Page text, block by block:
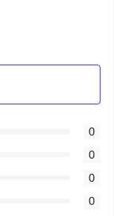
0
0
0
0